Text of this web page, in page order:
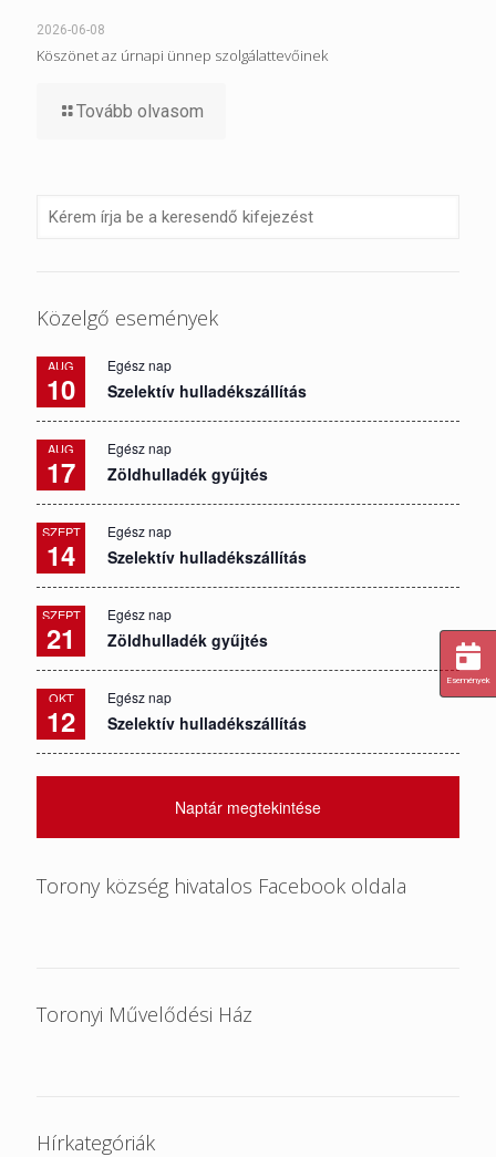
2026-06-08
Köszönet az úrnapi ünnep szolgálattevőinek
Tovább olvasom
Közelgő események
AUG
10
Egész nap
Szelektív hulladékszállítás
AUG
17
Egész nap
Zöldhulladék gyűjtés
SZEPT
14
Egész nap
Szelektív hulladékszállítás
SZEPT
21
Egész nap
Zöldhulladék gyűjtés
OKT
12
Egész nap
Szelektív hulladékszállítás
Naptár megtekintése
Torony község hivatalos Facebook oldala
Toronyi Művelődési Ház
Hírkategóriák
Események